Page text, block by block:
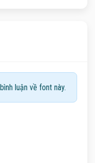
luận về font này.